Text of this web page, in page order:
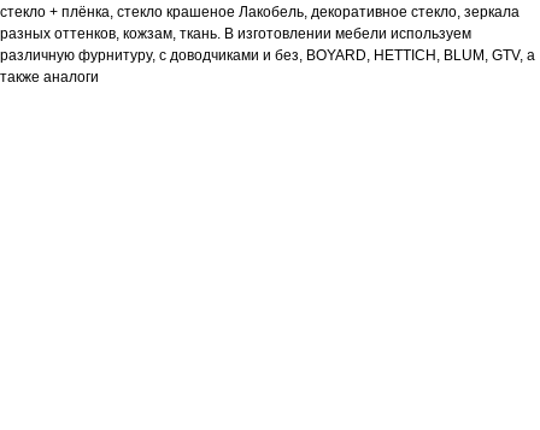
стекло + плёнка, стекло крашеное Лакобель, декоративное стекло, зеркала
разных оттенков, кожзам, ткань. В изготовлении мебели используем
различную фурнитуру, с доводчиками и без, BOYARD, HETTICH, BLUM, GTV, а
также аналоги